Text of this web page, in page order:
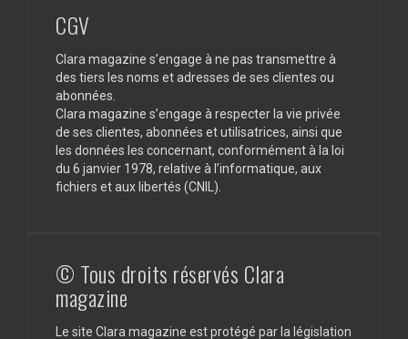
CGV
Clara magazine s’engage à ne pas transmettre à
des tiers les noms et adresses de ses clientes ou
abonnées.
Clara magazine s’engage à respecter la vie privée
de ses clientes, abonnées et utilisatrices, ainsi que
les données les concernant, conformément à la loi
du 6 janvier 1978, relative à l’informatique, aux
fichiers et aux libertés (CNIL).
© Tous droits réservés Clara
magazine
Le site Clara magazine est protégé par la législation